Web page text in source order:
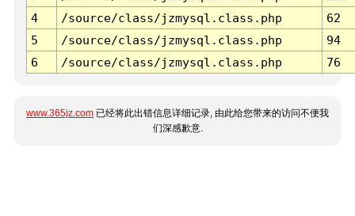
4
/source/class/jzmysql.class.php
62
5
/source/class/jzmysql.class.php
94
6
/source/class/jzmysql.class.php 76
www.365jz.com 已经将此出错信息详细记录, 由此给您带来的访问不便我
们深感歉意.